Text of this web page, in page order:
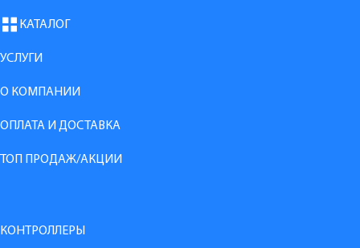
КАТАЛОГ
УСЛУГИ
О КОМПАНИИ
ОПЛАТА И ДОСТАВКА
ТОП ПРОДАЖ/АКЦИИ
КОНТРОЛЛЕРЫ